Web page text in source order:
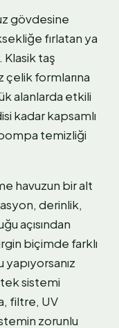
gövdesine
fırlatan ya
Klasik taş
formlarına
alanlarda etkili
kadar kapsamlı
temizliği
havuzun bir alt
derinlik,
açısından
biçimde farklı
sistemi
filtre, UV
zorunlu